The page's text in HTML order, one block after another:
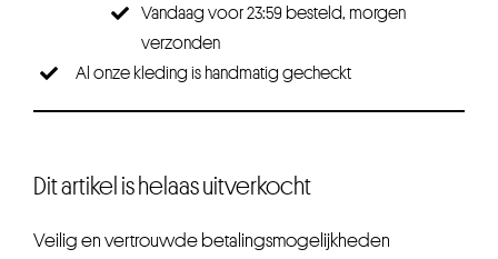
Vandaag voor 23:59 besteld, morgen
verzonden
Al onze kleding is handmatig gecheckt
Dit artikel is helaas uitverkocht
Veilig en vertrouwde betalingsmogelijkheden